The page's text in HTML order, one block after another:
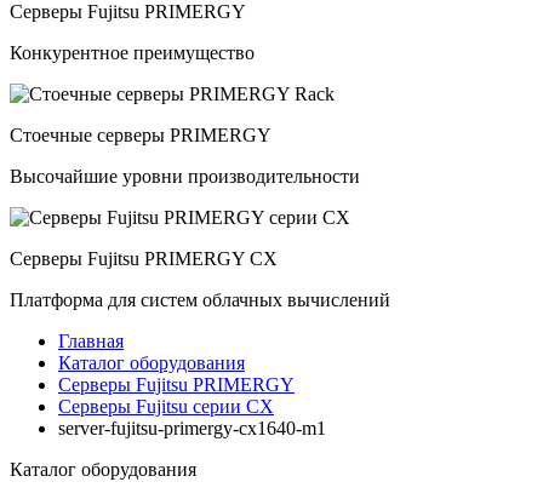
Серверы Fujitsu PRIMERGY
Конкурентное преимущество
Стоечные серверы PRIMERGY
Высочайшие уровни производительности
Серверы Fujitsu PRIMERGY CX
Платформа для систем облачных вычислений
Главная
Каталог оборудования
Серверы Fujitsu PRIMERGY
Серверы Fujitsu серии CX
server-fujitsu-primergy-cx1640-m1
Каталог оборудования